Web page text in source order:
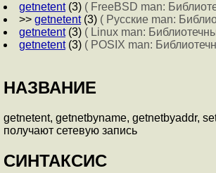
getnetent(3) ( FreeBSD man:
>> getnetent(3) ( Русские man:
getnetent(3) ( Linux man:
getnetent(3) ( POSIX man:
НАЗВАНИЕ
getnetent, getnetbyname, getnetbyaddr,
получают сетевую запись
СИНТАКСИС